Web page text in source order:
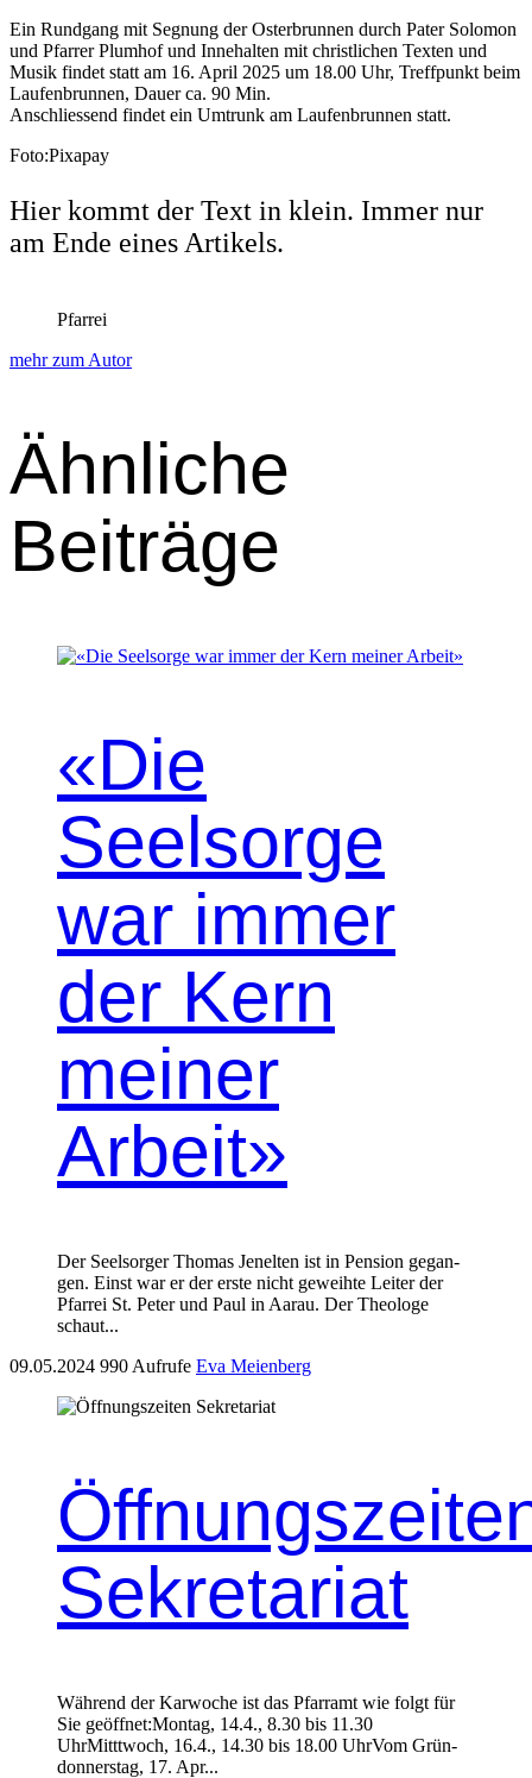
Ein Rundgang mit Seg­nung der Oster­brun­nen durch Pater Solomon
und Pfar­rer Plumhof und Innehal­ten mit christlichen Tex­ten und
Musik find­et statt am 16. April 2025 um 18.00 Uhr, Tre­ff­punkt beim
Laufen­brun­nen, Dauer ca. 90 Min.
Anschliessend find­et ein Umtrunk am Laufen­brun­nen statt.
Foto:Pixapay
Hier kommt der Text in klein. Immer nur
am Ende eines Artikels.
Pfarrei
mehr zum Autor
Ähnliche
Beiträge
«Die
Seelsorge
war immer
der Kern
meiner
Arbeit»
Der Seel­sorg­er Thomas Jenel­ten ist in Pen­sion gegan­
gen. Einst war er der erste nicht gewei­hte Leit­er der
Pfar­rei St. Peter und Paul in Aarau. Der The­ologe
schaut...
09.05.2024 990 Aufrufe Eva Meienberg
Sekretariat
Während der Kar­woche ist das Pfar­ramt wie fol­gt für
Sie geöffnet:Mon­tag, 14.4., 8.30 bis 11.30
UhrMitttwoch, 16.4., 14.30 bis 18.00 UhrVom Grün­
don­ner­stag, 17. Apr...